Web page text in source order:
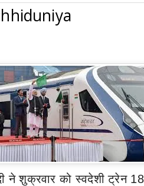
ने शुक्रवार को स्वदेशी ट्रेन